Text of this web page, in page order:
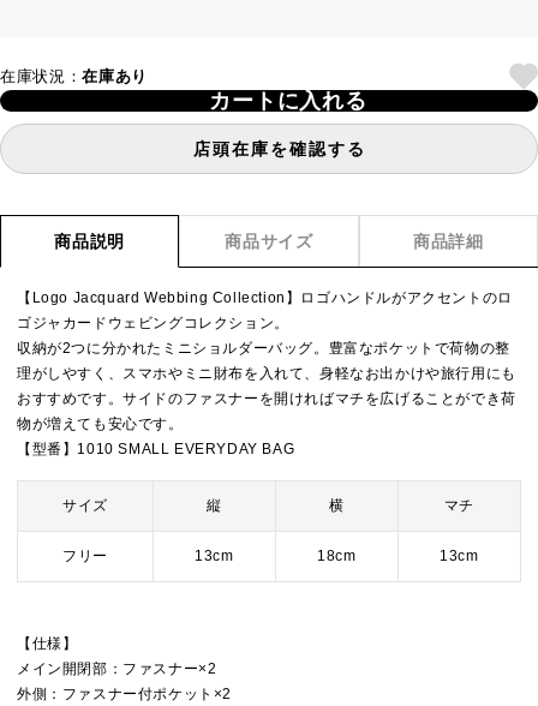
在庫状況：在庫あり
カートに入れる
店頭在庫を確認する
商品説明 商品サイズ 商品詳細
【Logo Jacquard Webbing Collection】ロゴハンドルがアクセントのロ
ゴジャカードウェビングコレクション。
収納が2つに分かれたミニショルダーバッグ。豊富なポケットで荷物の整
理がしやすく、スマホやミニ財布を入れて、身軽なお出かけや旅行用にも
おすすめです。サイドのファスナーを開ければマチを広げることができ荷
物が増えても安心です。
【型番】1010 SMALL EVERYDAY BAG
サイズ 縦 横 マチ
フリー 13cm 18cm 13cm
【仕様】
メイン開閉部：ファスナー×2
外側：ファスナー付ポケット×2